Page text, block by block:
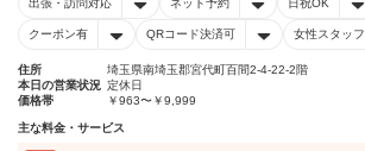
出張・訪問対応 ネット予約 日祝OK
クーポン有 QRコード決済可 女性スタッフ
住所
埼玉県南埼玉郡宮代町百間2-4-22-2階
本日の営業状況 定休日
価格帯
￥963〜￥9,999
主な料金・サービス